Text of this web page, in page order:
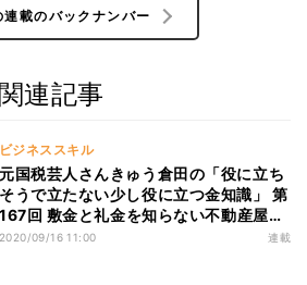
連載のバックナンバー
連記事
ビジネススキル
元国税芸人さんきゅう倉田の「役に立ち
そうで立たない少し役に立つ金知識」 第
167回 敷金と礼金を知らない不動産屋の
男の子
2020/09/16 11:00 連載